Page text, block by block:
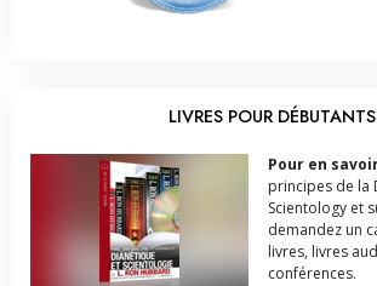
LIVRES POUR DÉBUTANTS
Pour en
principes de la
Scientology et
demandez un
livres, livres
conférences.